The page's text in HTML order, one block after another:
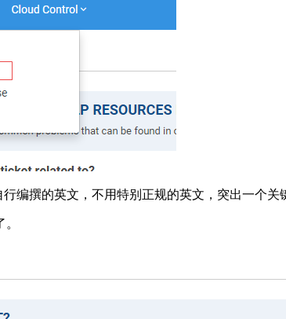
编撰的英文，不用特别正规的英文，突出一个关